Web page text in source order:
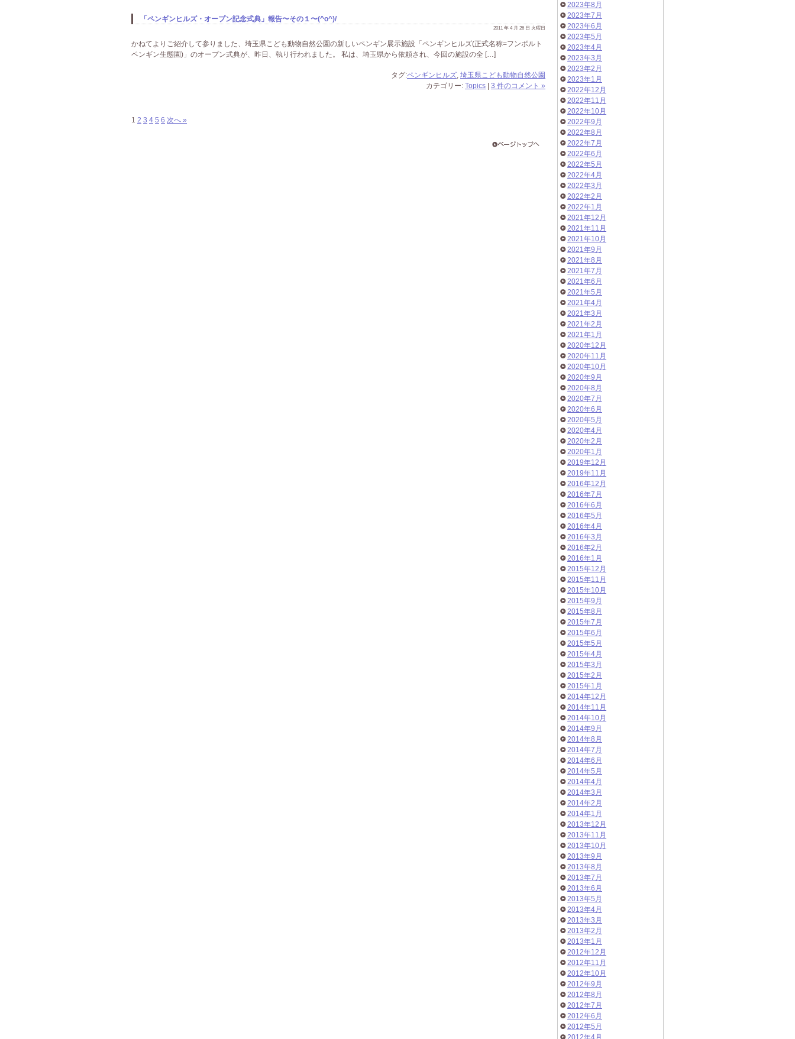
「ペンギンヒルズ・オープン記念式典」報告〜その１〜(^o^)/
2011 年 4 月 26 日 火曜日
かねてよりご紹介して参りました、埼玉県こども動物自然公園の新しいペンギン展示施設「ペンギンヒルズ(正式名称=フンボルト
ペンギン生態園)」のオープン式典が、昨日、執り行われました。 私は、埼玉県から依頼され、今回の施設の全 […]
タグ:ペンギンヒルズ, 埼玉県こども動物自然公園
カテゴリー: Topics 3 件のコメント »
1 2 3 4 5 6 次へ »
2023年8月
2023年7月
2023年6月
2023年5月
2023年4月
2023年3月
2023年2月
2023年1月
2022年12月
2022年11月
2022年10月
2022年9月
2022年8月
2022年7月
2022年6月
2022年5月
2022年4月
2022年3月
2022年2月
2022年1月
2021年12月
2021年11月
2021年10月
2021年9月
2021年8月
2021年7月
2021年6月
2021年5月
2021年4月
2021年3月
2021年2月
2021年1月
2020年12月
2020年11月
2020年10月
2020年9月
2020年8月
2020年7月
2020年6月
2020年5月
2020年4月
2020年2月
2020年1月
2019年12月
2019年11月
2016年12月
2016年7月
2016年6月
2016年5月
2016年4月
2016年3月
2016年2月
2016年1月
2015年12月
2015年11月
2015年10月
2015年9月
2015年8月
2015年7月
2015年6月
2015年5月
2015年4月
2015年3月
2015年2月
2015年1月
2014年12月
2014年11月
2014年10月
2014年9月
2014年8月
2014年7月
2014年6月
2014年5月
2014年4月
2014年3月
2014年2月
2014年1月
2013年12月
2013年11月
2013年10月
2013年9月
2013年8月
2013年7月
2013年6月
2013年5月
2013年4月
2013年3月
2013年2月
2013年1月
2012年12月
2012年11月
2012年10月
2012年9月
2012年8月
2012年7月
2012年6月
2012年5月
2012年4月